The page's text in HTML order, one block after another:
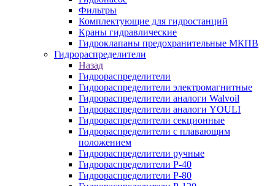
Фильтры
Комплектующие для гидростанций
Краны гидравлические
Гидроклапаны предохранительные МКПВ
Гидрораспределители
Назад
Гидрораспределители
Гидрораспределители электромагнитные
Гидрораспределители аналоги Walvoil
Гидрораспределители аналоги YOULI
Гидрораспределители секционные
Гидрораспределители с плавающим
положением
Гидрораспределители ручные
Гидрораспределители Р-40
Гидрораспределители Р-80